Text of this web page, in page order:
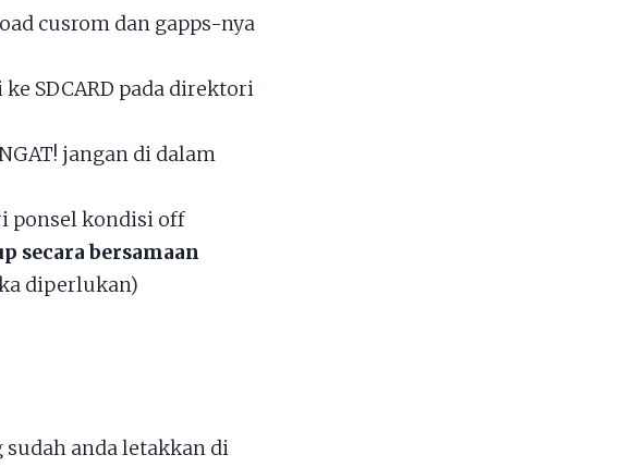
cusrom dan gapps-nya
SDCARD pada direktori
jangan di dalam
ponsel kondisi off
secara bersamaan
diperlukan)
sudah anda letakkan di